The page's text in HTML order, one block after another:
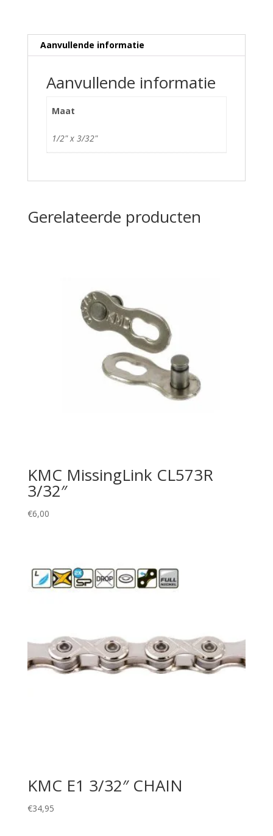
Aanvullende informatie
Aanvullende informatie
Maat
1/2" x 3/32"
Gerelateerde producten
KMC MissingLink CL573R
3/32″
€6,00
KMC E1 3/32″ CHAIN
€34,95